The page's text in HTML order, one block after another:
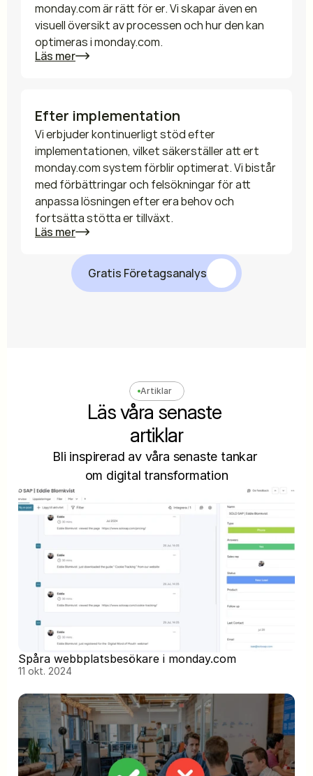
monday.com är rätt för er. Vi skapar även en
visuell översikt av processen och hur den kan
optimeras i monday.com.
Läs mer
Efter implementation
Vi erbjuder kontinuerligt stöd efter
implementationen, vilket säkerställer att ert
monday.com system förblir optimerat. Vi bistår
med förbättringar och felsökningar för att
anpassa lösningen efter era behov och
fortsätta stötta er tillväxt.
Läs mer
Gratis Företagsanalys
Artiklar
Läs våra senaste
artiklar
Bli inspirerad av våra senaste tankar
om digital transformation
Spåra webbplatsbesökare i monday.com
11 okt. 2024